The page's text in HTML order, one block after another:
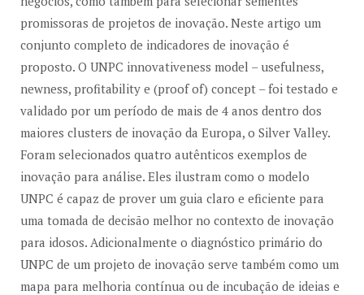
promissoras de projetos de inovação. Neste artigo um
conjunto completo de indicadores de inovação é
proposto. O UNPC innovativeness model – usefulness,
newness, profitability e (proof of) concept – foi testado e
validado por um período de mais de 4 anos dentro dos
maiores clusters de inovação da Europa, o Silver Valley.
Foram selecionados quatro autênticos exemplos de
inovação para análise. Eles ilustram como o modelo
UNPC é capaz de prover um guia claro e eficiente para
uma tomada de decisão melhor no contexto de inovação
para idosos. Adicionalmente o diagnóstico primário do
UNPC de um projeto de inovação serve também como um
mapa para melhoria contínua ou de incubação de ideias e